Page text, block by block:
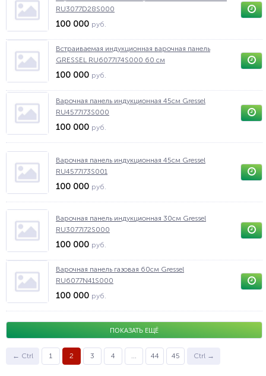
RU3077D28S000
100 000 руб.
Встраиваемая индукционная варочная панель
GRESSEL RU6077I74S000 60 см
100 000 руб.
Варочная панель индукционная 45см Gressel
RU4577I73S000
100 000 руб.
Варочная панель индукционная 45см Gressel
RU4577I73S001
100 000 руб.
Варочная панель индукционная 30см Gressel
RU3077I72S000
100 000 руб.
Варочная панель газовая 60см Gressel
RU6077N41S000
100 000 руб.
ПОКАЗАТЬ ЕЩЁ
← Ctrl 1 2 3 4 ... 44 45 Ctrl →